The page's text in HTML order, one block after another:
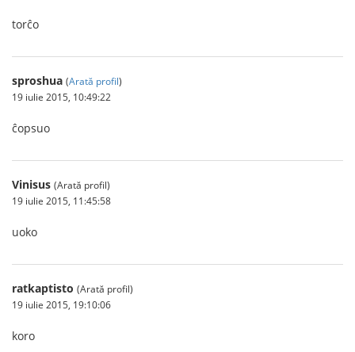
torĉo
sproshua (Arată profil)
19 iulie 2015, 10:49:22
ĉopsuo
Vinisus (Arată profil)
19 iulie 2015, 11:45:58
uoko
ratkaptisto (Arată profil)
19 iulie 2015, 19:10:06
koro